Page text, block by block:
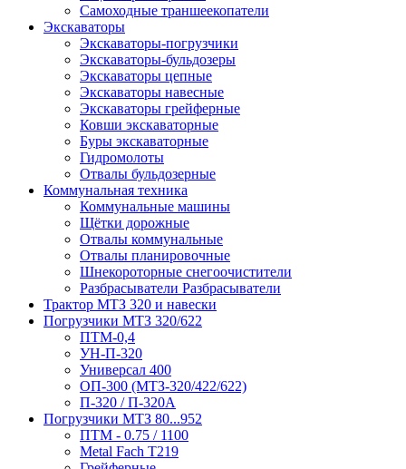
Самоходные траншеекопатели
Экскаваторы
Экскаваторы-погрузчики
Экскаваторы-бульдозеры
Экскаваторы цепные
Экскаваторы навесные
Экскаваторы грейферные
Ковши экскаваторные
Буры экскаваторные
Гидромолоты
Отвалы бульдозерные
Коммунальная техника
Коммунальные машины
Щётки дорожные
Отвалы коммунальные
Отвалы планировочные
Шнекороторные снегоочистители
Разбрасыватели Разбрасыватели
Трактор МТЗ 320 и навески
Погрузчики МТЗ 320/622
ПТМ-0,4
УН-П-320
Универсал 400
ОП-300 (МТЗ-320/422/622)
П-320 / П-320А
Погрузчики МТЗ 80...952
ПТМ - 0.75 / 1100
Metal Fach T219